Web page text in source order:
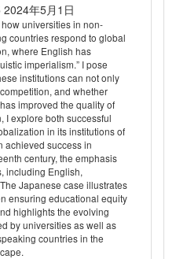
年5月1日
universities in non-
countries respond to global
where English has
imperialism.” I pose
institutions can not only
and whether
improved the quality of
I explore both successful
in its institutions of
achieved success in
century, the emphasis
including English,
Japanese case illustrates
ensuring educational equity
highlights the evolving
by universities as well as
countries in the